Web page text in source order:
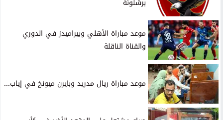
موعد مباراة الأهلي وبيراميدز في الدوري
والقناة الناقلة
موعد مباراة ريال مدريد وبايرن ميونخ في إياب...